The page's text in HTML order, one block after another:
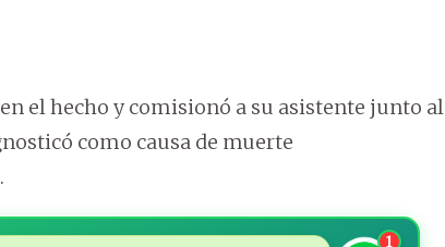
el hecho y comisionó a su asistente junto al
como causa de muerte
1